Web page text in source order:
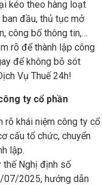
kéo theo hàng loạt
đầu, thủ tục mở
công bố thông tin,…
rõ để thành lập công
để không bỏ sót
Vụ Thuế 24h!
ty cổ phần
rõ khái niệm công ty cổ
cấu tổ chức, chuyển
lập.
thế Nghị định số
2025, hướng dẫn